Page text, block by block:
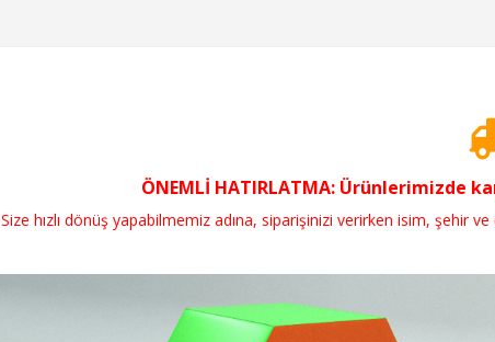
ÖNEMLİ HATIRLATMA: Ürünlerimizde
Size hızlı dönüş yapabilmemiz adına, siparişinizi verirken isim, şehir